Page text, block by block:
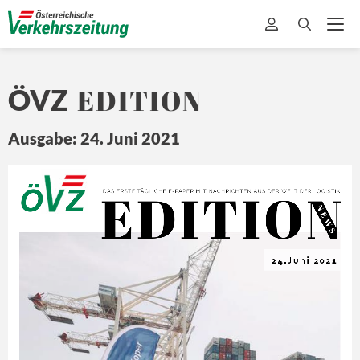
ÖVZ EDITION
Ausgabe: 24. Juni 2021
Z
Ö EDITION
DA S ERSTE TÄGLICHE E-PAPER MIT NACHRICHTEN A US DER WELT DER LOGISTIK
N E
W S
24.Juni 2021